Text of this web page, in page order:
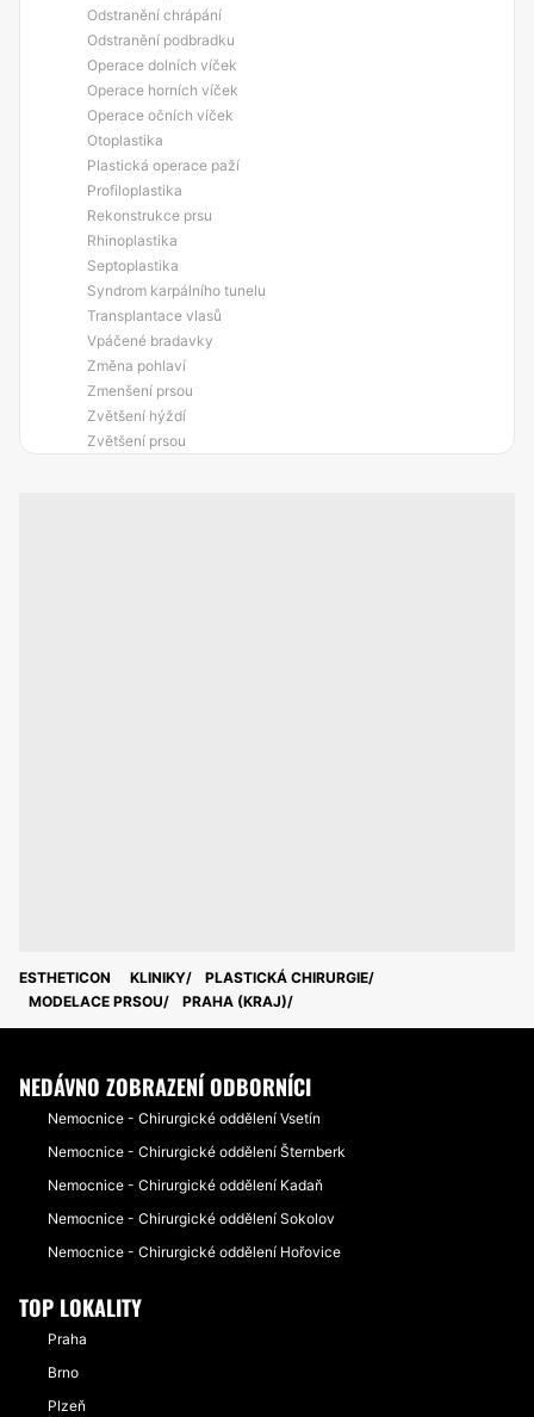
Odstranění chrápání
Odstranění podbradku
Operace dolních víček
Operace horních víček
Operace očních víček
Otoplastika
Plastická operace paží
Profiloplastika
Rekonstrukce prsu
Rhinoplastika
Septoplastika
Syndrom karpálního tunelu
Transplantace vlasů
Vpáčené bradavky
Změna pohlaví
Zmenšení prsou
Zvětšení hýždí
Zvětšení prsou
ESTHETICON KLINIKY
PLASTICKÁ CHIRURGIE
MODELACE PRSOU
PRAHA (KRAJ)
NEDÁVNO ZOBRAZENÍ ODBORNÍCI
Nemocnice - Chirurgické oddělení Vsetín
Nemocnice - Chirurgické oddělení Šternberk
Nemocnice - Chirurgické oddělení Kadaň
Nemocnice - Chirurgické oddělení Sokolov
Nemocnice - Chirurgické oddělení Hořovice
TOP LOKALITY
Praha
Brno
Plzeň